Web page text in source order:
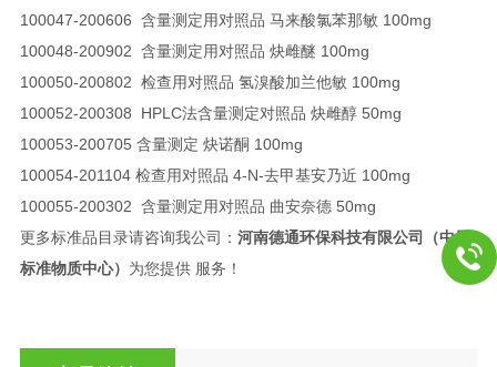
100047-200606 含量测定用对照品 马来酸氯苯那敏 100mg
100048-200902 含量测定用对照品 炔雌醚 100mg
100050-200802 检查用对照品 氢溴酸加兰他敏 100mg
100052-200308 HPLC法含量测定对照品 炔雌醇 50mg
100053-200705 含量测定 炔诺酮 100mg
100054-201104 检查用对照品 4-N-去甲基安乃近 100mg
100055-200302 含量测定用对照品 曲安奈德 50mg
更多标准品目录请咨询我公司： 河南德通环保科技有限公司（中原
标准物质中心） 为您提供 服务！